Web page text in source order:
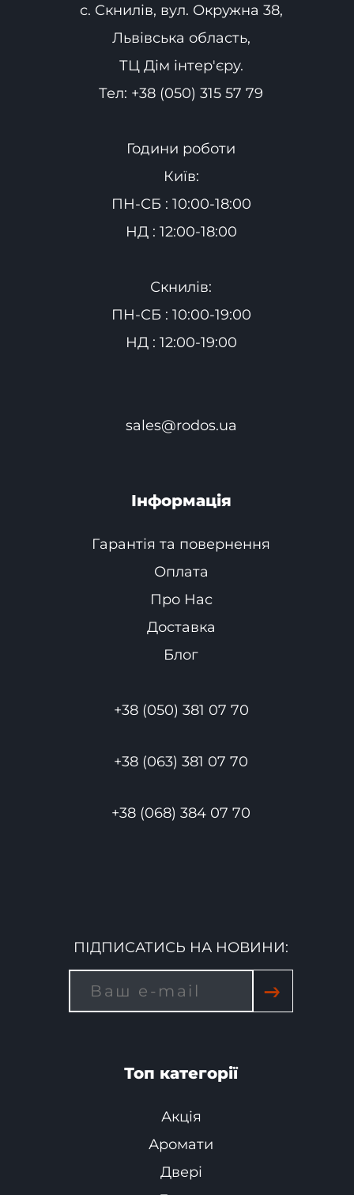
с. Скнилів, вул. Окружна 38,
Львівська область,
ТЦ Дім інтер'єру.
Тел: +38 (050) 315 57 79
Години роботи
Київ:
ПН-СБ : 10:00-18:00
НД : 12:00-18:00
Скнилів:
ПН-СБ : 10:00-19:00
НД : 12:00-19:00
sales@rodos.ua
Інформація
Гарантія та повернення
Оплата
Про Нас
Доставка
Блог
+38 (050) 381 07 70
+38 (063) 381 07 70
+38 (068) 384 07 70
ПІДПИСАТИСЬ НА НОВИНИ:
→
Топ категорії
Акція
Аромати
Двері